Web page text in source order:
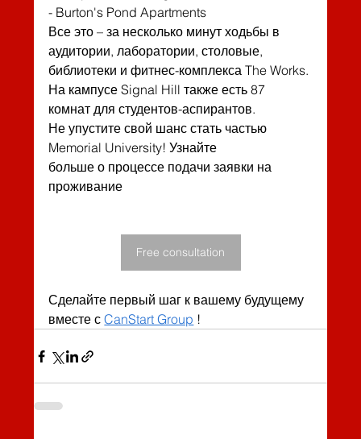
- Burton's Pond Apartments
Все это – за несколько минут ходьбы в
аудитории, лаборатории, столовые,
библиотеки и фитнес-комплекса The Works.
На кампусе Signal Hill также есть 87
комнат для студентов-аспирантов.
Не упустите свой шанс стать частью
Memorial University! Узнайте
больше о процессе подачи заявки на
проживание
Free consultation
Сделайте первый шаг к вашему будущему
вместе с CanStart Group !